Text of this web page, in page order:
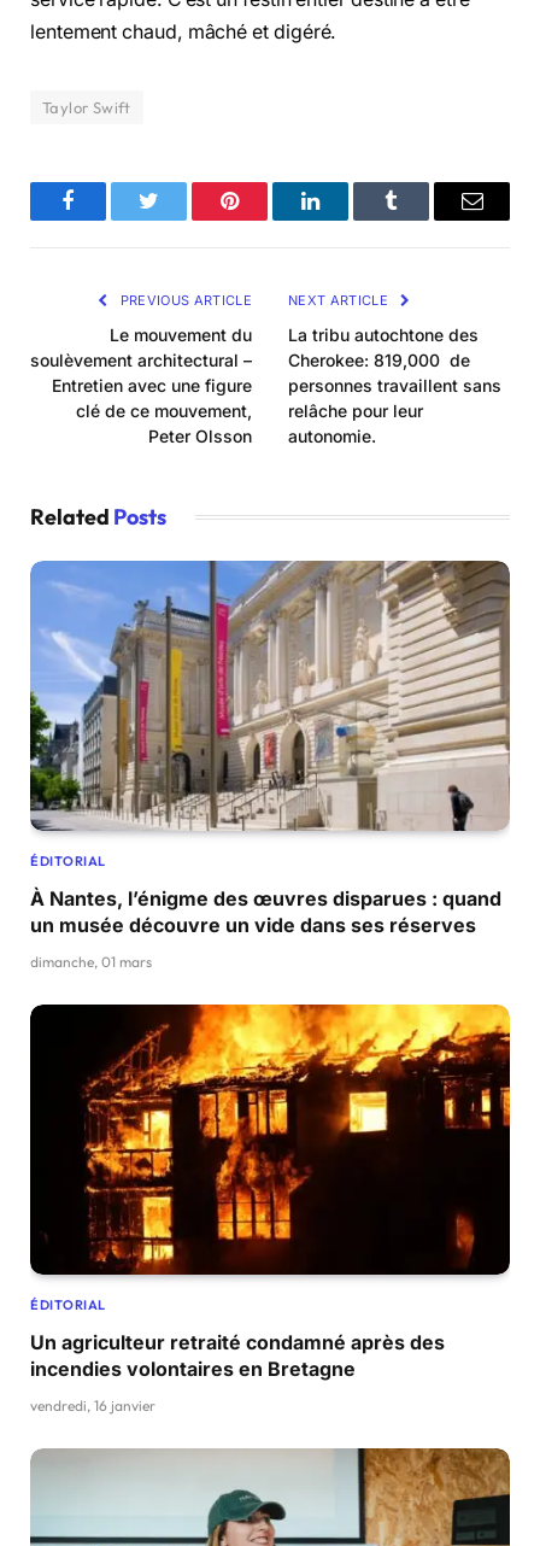
lentement chaud, mâché et digéré.
Taylor Swift
FacebookTwitter Pinterest LinkedInTumblr Email
PREVIOUS ARTICLE
Le mouvement du
soulèvement architectural –
Entretien avec une figure
clé de ce mouvement,
Peter Olsson
NEXT ARTICLE
La tribu autochtone des
Cherokee: 819,000 de
personnes travaillent sans
relâche pour leur
autonomie.
Related Posts
ÉDITORIAL
À Nantes, l’énigme des œuvres disparues : quand
un musée découvre un vide dans ses réserves
dimanche, 01 mars
ÉDITORIAL
Un agriculteur retraité condamné après des
incendies volontaires en Bretagne
vendredi, 16 janvier